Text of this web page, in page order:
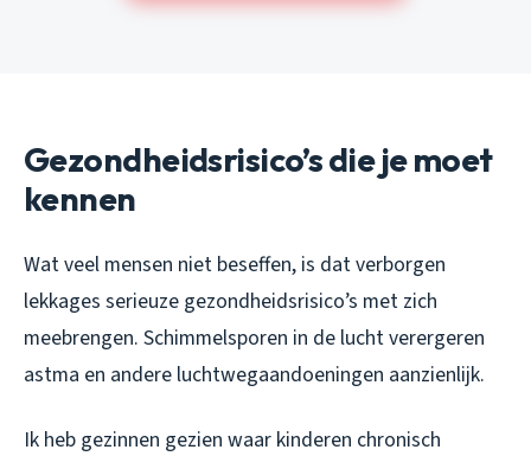
Gezondheidsrisico’s die je moet
kennen
Wat veel mensen niet beseffen, is dat verborgen
lekkages serieuze gezondheidsrisico’s met zich
meebrengen. Schimmelsporen in de lucht verergeren
astma en andere luchtwegaandoeningen aanzienlijk.
Ik heb gezinnen gezien waar kinderen chronisch